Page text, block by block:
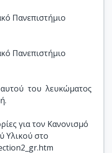
Πανεπιστήμιο
Πανεπιστήμιο
του λευκώματος
για τον Κανονισμό
Υλικού στο